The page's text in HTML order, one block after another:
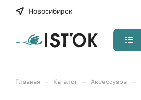
Новосибирск
Главная Каталог Аксессуары